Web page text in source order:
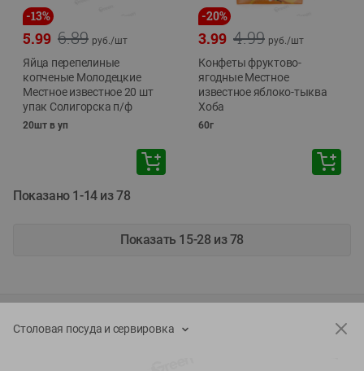
-13%
6.89
5.99 руб./шт
Яйца перепелиные
копченые Молодецкие
Местное известное 20 шт
упак Солигорска п/ф
20шт в уп
-20%
4.99
3.99 руб./шт
Конфеты фруктово-
ягодные Местное
известное яблоко-тыква
Хоба
60г
Показано 1-14 из 78
Показать 15-28 из 78
Каталог товаров
Столовая посуда и сервировка